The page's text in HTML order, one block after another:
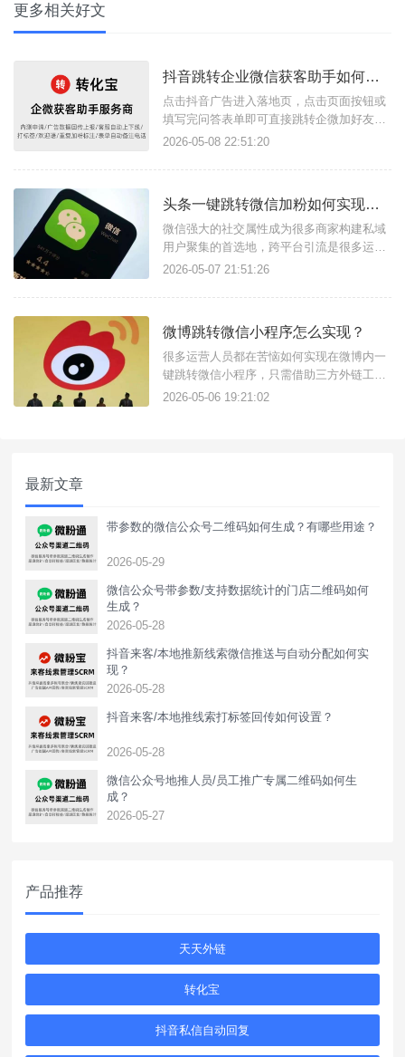
更多相关好文
抖音跳转企业微信获客助手如何搭建落地页？
点击抖音广告进入落地页，点击页面按钮或
填写完问答表单即可直接跳转企微加好友页
面，这样的广告引流方案是如何实现的？其
地页搭建功能即可，获客助手支持任意场景
量转化的方式尤其适合商家用户构建私域流
量。简单几步快速搭建广告落地页链
2026-05-08 22:51:20
头条一键跳转微信加粉如何实现？跨平台引流工具使用方法
微信强大的社交属性成为很多商家构建私域
用户聚集的首选地，跨平台引流是很多运营
推广人员必备技能，只需找对工具可以很简
具，可实现头条一键跳转微信加好友，还支
等。功能实现原理：微信外链：核心原理是
微信外链功能，这是一种合规的支
2026-05-07 21:51:26
微博跳转微信小程序怎么实现？
很多运营人员都在苦恼如何实现在微博内一
键跳转微信小程序，只需借助三方外链工具
即可实现，比如：天天外链，不需要复杂的
2026-05-06 19:21:02
最新文章
带参数的微信公众号二维码如何生成？有哪些用途？
2026-05-29
微信公众号带参数/支持数据统计的门店二维码如何
生成？
2026-05-28
抖音来客/本地推新线索微信推送与自动分配如何实
现？
2026-05-28
抖音来客/本地推线索打标签回传如何设置？
2026-05-28
‌微信公众号地推人员/员工推广专属二维码如何生
成？
2026-05-27
产品推荐
天天外链
转化宝
抖音私信自动回复